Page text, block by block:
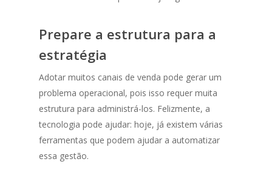
Prepare a estrutura para a
estratégia
Adotar muitos canais de venda pode gerar um
problema operacional, pois isso requer muita
estrutura para administrá-los. Felizmente, a
tecnologia pode ajudar: hoje, já existem várias
ferramentas que podem ajudar a automatizar
essa gestão.